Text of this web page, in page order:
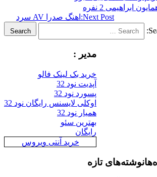
2 نفره
Next Post: اهنگ صدرا AV سرد
Search
مدیر :
خرید بک لینک فالو
آپدیت نود 32
پسورد نود 32
اوکلی لایسنس رایگان نود 32
همیار نود 32
بهترین سئو
رایگان
خرید آنتی ویروس
تازه